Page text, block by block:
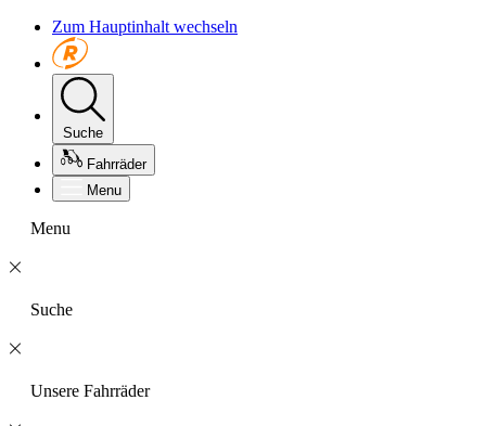
Zum Hauptinhalt wechseln
Suche
Fahrräder
Menu
Menu
Suche
Unsere Fahrräder